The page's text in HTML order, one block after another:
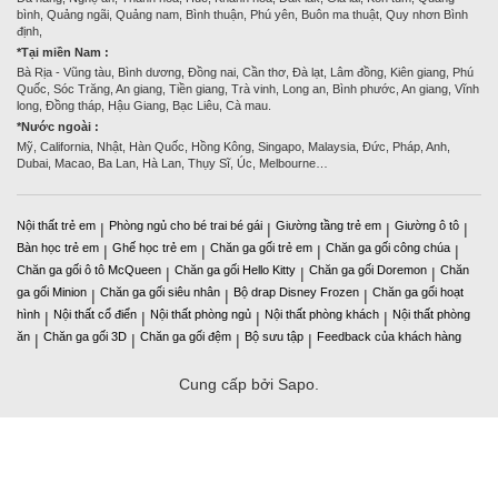
bình, Quảng ngãi, Quảng nam, Bình thuận, Phú yên, Buôn ma thuật, Quy nhơn Bình
định,
*Tại miền Nam :
Bà Rịa - Vũng tàu, Bình dương, Đồng nai, Cần thơ, Đà lạt, Lâm đồng, Kiên giang, Phú
Quốc, Sóc Trăng, An giang, Tiền giang, Trà vinh, Long an, Bình phước, An giang, Vĩnh
long, Đồng tháp, Hậu Giang, Bạc Liêu, Cà mau.
*Nước ngoài :
Mỹ, California, Nhật, Hàn Quốc, Hồng Kông, Singapo, Malaysia, Đức, Pháp, Anh,
Dubai, Macao, Ba Lan, Hà Lan, Thụy Sĩ, Úc, Melbourne…
Nội thất trẻ em | Phòng ngủ cho bé trai bé gái | Giường tầng trẻ em | Giường ô tô |
Bàn học trẻ em | Ghế học trẻ em | Chăn ga gối trẻ em | Chăn ga gối công chúa |
Chăn ga gối ô tô McQueen | Chăn ga gối Hello Kitty | Chăn ga gối Doremon | Chăn
ga gối Minion | Chăn ga gối siêu nhân | Bộ drap Disney Frozen | Chăn ga gối hoạt
hình | Nội thất cổ điển | Nội thất phòng ngủ | Nội thất phòng khách | Nội thất phòng
ăn | Chăn ga gối 3D | Chăn ga gối đệm | Bộ sưu tập | Feedback của khách hàng
Cung cấp bởi Sapo.